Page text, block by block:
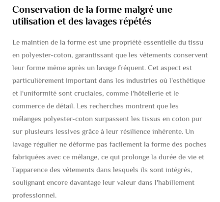
Conservation de la forme malgré une
utilisation et des lavages répétés
Le maintien de la forme est une propriété essentielle du tissu
en polyester-coton, garantissant que les vêtements conservent
leur forme même après un lavage fréquent. Cet aspect est
particulièrement important dans les industries où l'esthétique
et l'uniformité sont cruciales, comme l'hôtellerie et le
commerce de détail. Les recherches montrent que les
mélanges polyester-coton surpassent les tissus en coton pur
sur plusieurs lessives grâce à leur résilience inhérente. Un
lavage régulier ne déforme pas facilement la forme des poches
fabriquées avec ce mélange, ce qui prolonge la durée de vie et
l'apparence des vêtements dans lesquels ils sont intégrés,
soulignant encore davantage leur valeur dans l'habillement
professionnel.